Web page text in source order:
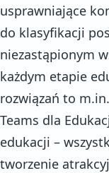
usprawniające
do klasyfikacji
niezastąpionym
każdym etapie
rozwiązań to
Teams dla
edukacji –
tworzenie